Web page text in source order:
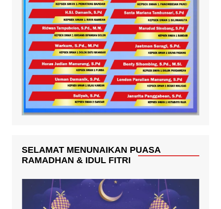
SELAMAT MENUNAIKAN PUASA
RAMADHAN & IDUL FITRI